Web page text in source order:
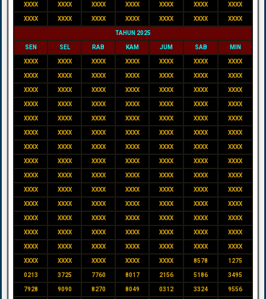
XXXX XXXX XXXX XXXX XXXX XXXX XXXX
XXXX XXXX XXXX XXXX XXXX XXXX XXXX
TAHUN 2025
SEN SEL RAB KAM JUM SAB MIN
XXXX XXXX XXXX XXXX XXXX XXXX XXXX
XXXX XXXX XXXX XXXX XXXX XXXX XXXX
XXXX XXXX XXXX XXXX XXXX XXXX XXXX
XXXX XXXX XXXX XXXX XXXX XXXX XXXX
XXXX XXXX XXXX XXXX XXXX XXXX XXXX
XXXX XXXX XXXX XXXX XXXX XXXX XXXX
XXXX XXXX XXXX XXXX XXXX XXXX XXXX
XXXX XXXX XXXX XXXX XXXX XXXX XXXX
XXXX XXXX XXXX XXXX XXXX XXXX XXXX
XXXX XXXX XXXX XXXX XXXX XXXX XXXX
XXXX XXXX XXXX XXXX XXXX XXXX XXXX
XXXX XXXX XXXX XXXX XXXX XXXX XXXX
XXXX XXXX XXXX XXXX XXXX XXXX XXXX
XXXX XXXX XXXX XXXX XXXX XXXX XXXX
XXXX XXXX XXXX XXXX XXXX 8578 1275
0213 3725 7760 8017 2156 5186 3495
7928 9090 8270 8049 0312 3324 9556